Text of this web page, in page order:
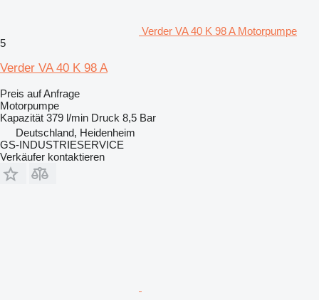
Verder VA 40 K 98 A Motorpumpe
5
Verder VA 40 K 98 A
Preis auf Anfrage
Motorpumpe
Kapazität 379 l/min Druck 8,5 Bar
Deutschland, Heidenheim
GS-INDUSTRIESERVICE
Verkäufer kontaktieren